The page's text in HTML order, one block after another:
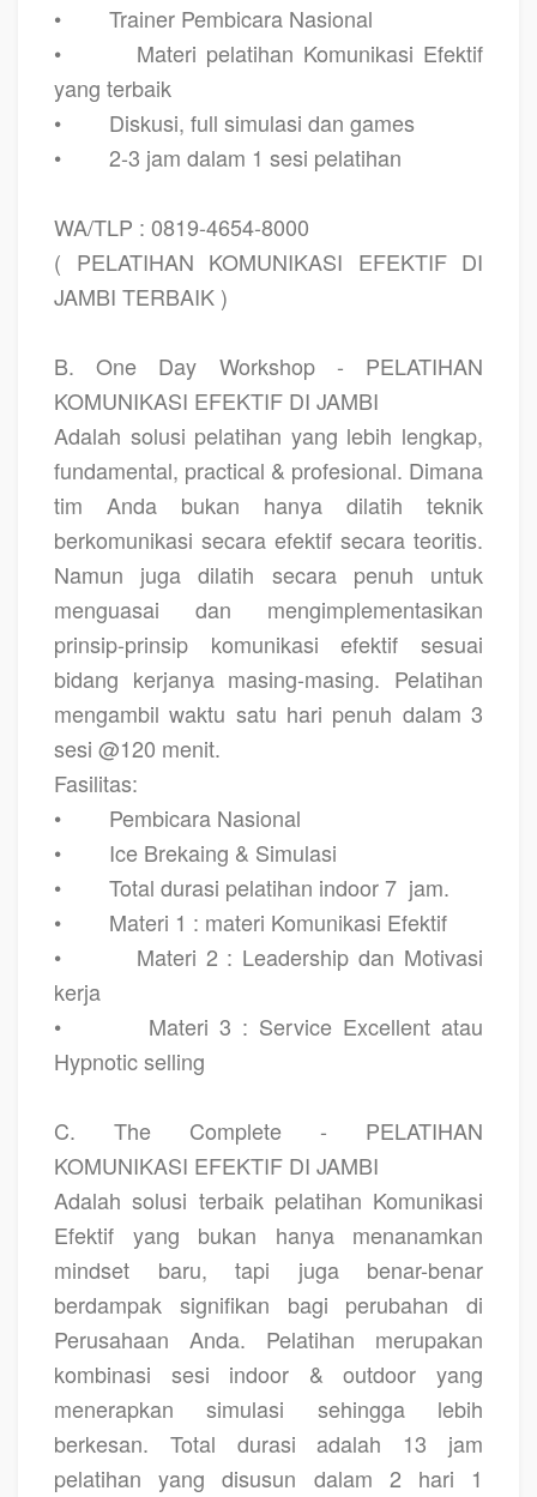
•
Trainer Pembicara Nasional
•
Materi pelatihan Komunikasi Efektif
yang terbaik
•
Diskusi, full simulasi dan games
•
2-3 jam dalam 1 sesi pelatihan
WA/TLP : 0819-4654-8000
( PELATIHAN KOMUNIKASI EFEKTIF DI
JAMBI TERBAIK )
B. One Day Workshop - PELATIHAN
KOMUNIKASI EFEKTIF DI JAMBI
Adalah solusi pelatihan yang lebih lengkap,
fundamental, practical & profesional. Dimana
tim Anda bukan hanya dilatih teknik
berkomunikasi secara efektif secara teoritis.
Namun juga dilatih secara penuh untuk
menguasai dan mengimplementasikan
prinsip-prinsip komunikasi efektif sesuai
bidang kerjanya masing-masing. Pelatihan
mengambil waktu satu hari penuh dalam 3
sesi @120 menit.
Fasilitas:
•
Pembicara Nasional
•
Ice Brekaing & Simulasi
•
Total durasi pelatihan indoor 7 jam.
•
Materi 1 : materi Komunikasi Efektif
•
Materi 2 : Leadership dan Motivasi
kerja
•
Materi 3 : Service Excellent atau
Hypnotic selling
C. The Complete - PELATIHAN
KOMUNIKASI EFEKTIF DI JAMBI
Adalah solusi terbaik pelatihan Komunikasi
Efektif yang bukan hanya menanamkan
mindset baru, tapi juga benar-benar
berdampak signifikan bagi perubahan di
Perusahaan Anda. Pelatihan merupakan
kombinasi sesi indoor & outdoor yang
menerapkan simulasi sehingga lebih
berkesan. Total durasi adalah 13 jam
pelatihan yang disusun dalam 2 hari 1